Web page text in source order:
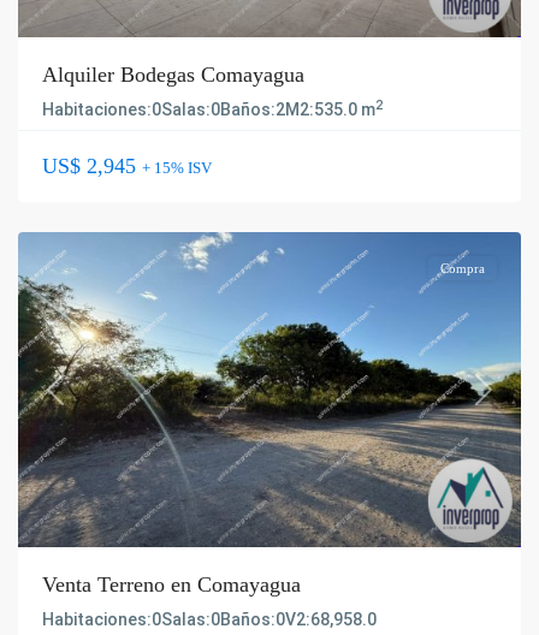
Alquiler Bodegas Comayagua
Habitaciones:0Salas:0Baños:2M2:535.0 m2
US$ 2,945 + 15% ISV
Previous Next
Compra
Venta Terreno en Comayagua
Habitaciones:0Salas:0Baños:0V2:68,958.0